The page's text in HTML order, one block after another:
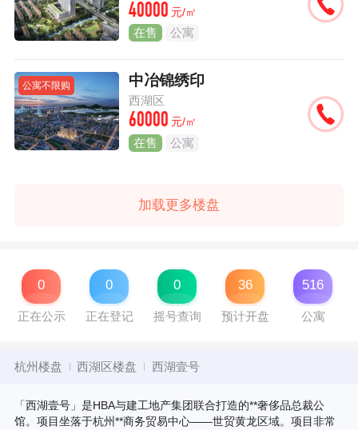
40000 元/㎡
在售 公寓
公寓不限购 中冶锦绣印
西湖区
60000 元/㎡
在售 公寓
加载更多楼盘
0
正在公示
0
正在登记
0
摇号查询
36
预计开盘
516
公寓
杭州楼盘 西湖区楼盘 西湖壹号
「西湖壹号」是HBA与建工地产集团联合打造的**奢侈品总裁公
馆。项目坐落于杭州**商务贸易中心——世贸黄龙区域。项目非常